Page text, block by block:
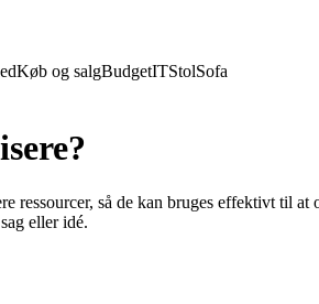
Køb og salgBudgetITStolSofa
ressourcer, så de kan bruges effektivt til
eller idé.